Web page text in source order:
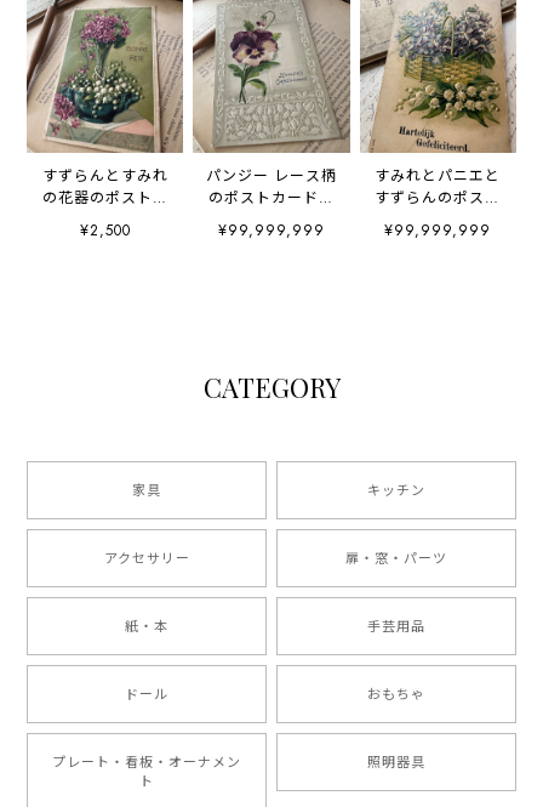
すずらんとすみれ
の花器のポストカ
ード エンボス加
工
¥2,500
パンジー レース柄
のポストカード
エンボス加工
¥99,999,999
すみれとパニエと
すずらんのポスト
カード エンボス
加工
¥99,999,999
CATEGORY
家具 キッチン
アクセサリー 扉・窓・パーツ
紙・本 手芸用品
ドール おもちゃ
プレート・看板・オーナメン
ト
照明器具